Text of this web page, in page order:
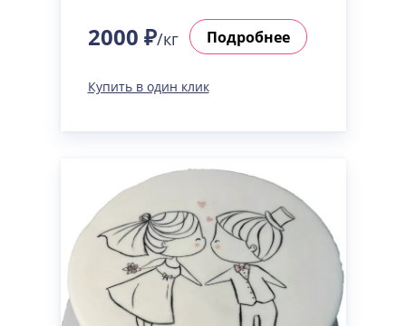
2000 ₽/кг Подробнее
Купить в один клик